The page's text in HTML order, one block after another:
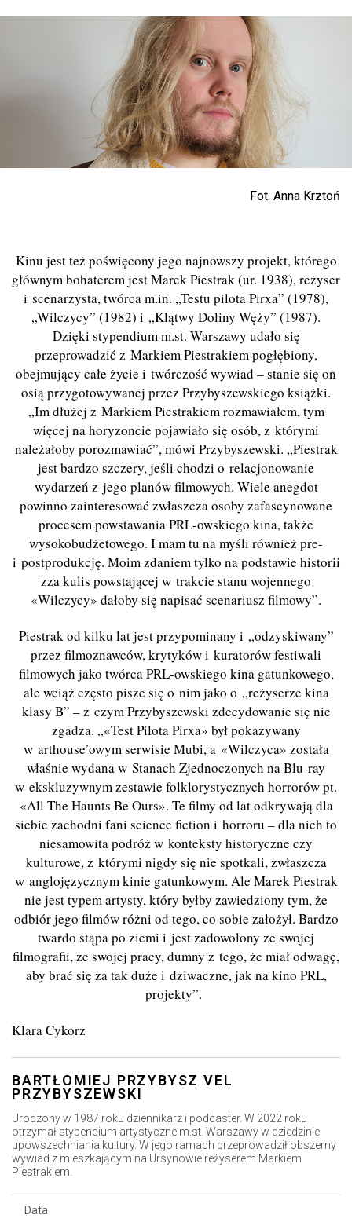
Fot. Anna Krztoń
Kinu jest też poświęcony jego najnowszy projekt, którego
głównym bohaterem jest Marek Piestrak (ur. 1938), reżyser
i scenarzysta, twórca m.in. „Testu pilota Pirxa” (1978),
„Wilczycy” (1982) i „Klątwy Doliny Węży” (1987).
Dzięki stypendium m.st. Warszawy udało się
przeprowadzić z Markiem Piestrakiem pogłębiony,
obejmujący całe życie i twórczość wywiad – stanie się on
osią przygotowywanej przez Przybyszewskiego książki.
„Im dłużej z Markiem Piestrakiem rozmawiałem, tym
więcej na horyzoncie pojawiało się osób, z którymi
należałoby porozmawiać”, mówi Przybyszewski. „Piestrak
jest bardzo szczery, jeśli chodzi o relacjonowanie
wydarzeń z jego planów filmowych. Wiele anegdot
powinno zainteresować zwłaszcza osoby zafascynowane
procesem powstawania PRL-owskiego kina, także
wysokobudżetowego. I mam tu na myśli również pre-
i postprodukcję. Moim zdaniem tylko na podstawie historii
zza kulis powstającej w trakcie stanu wojennego
«Wilczycy» dałoby się napisać scenariusz filmowy”.
Piestrak od kilku lat jest przypominany i „odzyskiwany”
przez filmoznawców, krytyków i kuratorów festiwali
filmowych jako twórca PRL-owskiego kina gatunkowego,
ale wciąż często pisze się o nim jako o „reżyserze kina
klasy B” – z czym Przybyszewski zdecydowanie się nie
zgadza. „«Test Pilota Pirxa» był pokazywany
w arthouse’owym serwisie Mubi, a «Wilczyca» została
właśnie wydana w Stanach Zjednoczonych na Blu-ray
w ekskluzywnym zestawie folklorystycznych horrorów pt.
«All The Haunts Be Ours». Te filmy od lat odkrywają dla
siebie zachodni fani science fiction i horroru – dla nich to
niesamowita podróż w konteksty historyczne czy
kulturowe, z którymi nigdy się nie spotkali, zwłaszcza
w anglojęzycznym kinie gatunkowym. Ale Marek Piestrak
nie jest typem artysty, który byłby zawiedziony tym, że
odbiór jego filmów różni od tego, co sobie założył. Bardzo
twardo stąpa po ziemi i jest zadowolony ze swojej
filmografii, ze swojej pracy, dumny z tego, że miał odwagę,
aby brać się za tak duże i dziwaczne, jak na kino PRL,
projekty”.
Klara Cykorz
BARTŁOMIEJ PRZYBYSZ VEL
PRZYBYSZEWSKI
Urodzony w 1987 roku dziennikarz i podcaster. W 2022 roku
otrzymał stypendium artystyczne m.st. Warszawy w dziedzinie
upowszechniania kultury. W jego ramach przeprowadził obszerny
wywiad z mieszkającym na Ursynowie reżyserem Markiem
Piestrakiem.
Data